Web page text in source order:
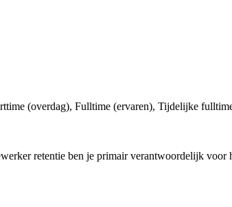
(overdag), Fulltime (ervaren), Tijdelijke
retentie ben je primair verantwoordelijk voor